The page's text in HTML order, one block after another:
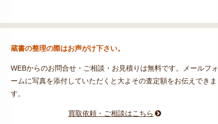
蔵書の整理の際はお声がけ下さい。
WEBからのお問合せ・ご相談・お見積りは無料です。メールフォ
ームに写真を添付していただくと大よその査定額をお伝えできま
す。
買取依頼・ご相談はこちら